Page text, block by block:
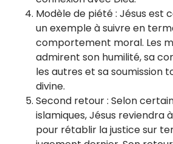
Modèle de piété : Jésus est
un exemple à suivre en
comportement moral. Les
admirent son humilité, sa
les autres et sa soumission
divine.
Second retour : Selon
islamiques, Jésus reviendra
pour rétablir la justice sur